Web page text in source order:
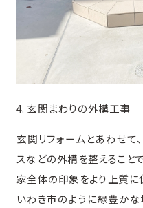
4. 玄関まわりの外構工事
玄関リフォームとあわせて
スなどの外構を整えることで
家全体の印象をより上質に
いわき市のように緑豊か